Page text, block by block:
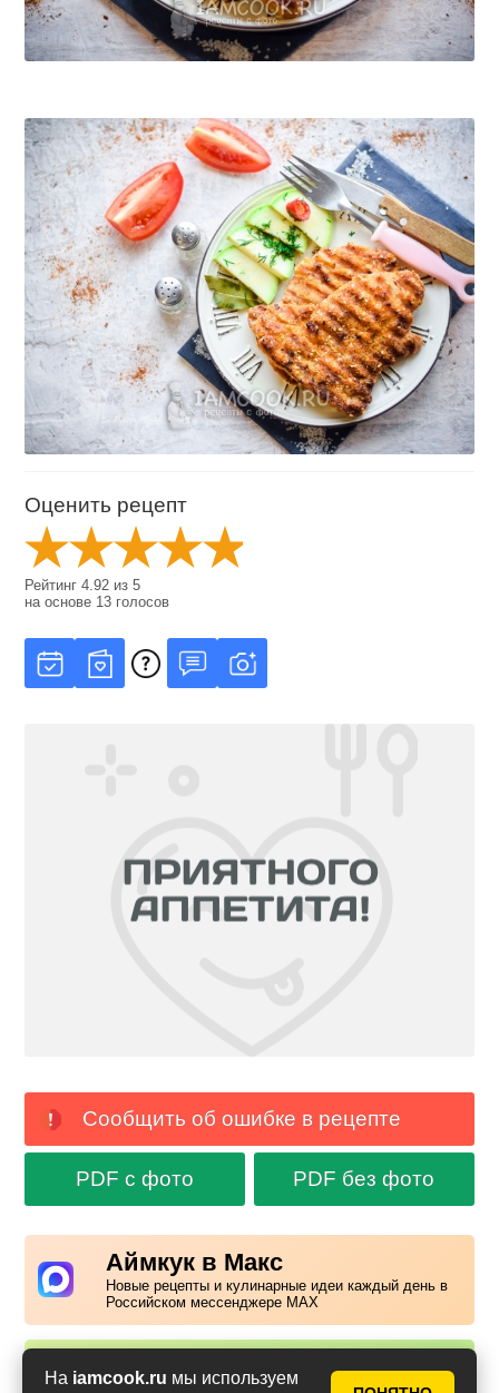
На iamcook.ru мы используем
Оценить рецепт
Рейтинг4.92 из5
на основе 13 голосов
Сообщить об ошибке в рецепте
PDF с фото PDF без фото
Аймкук в Макс
Новые рецепты и кулинарные идеи каждый день в
Российском мессенджере MAX
Надоела реклама?